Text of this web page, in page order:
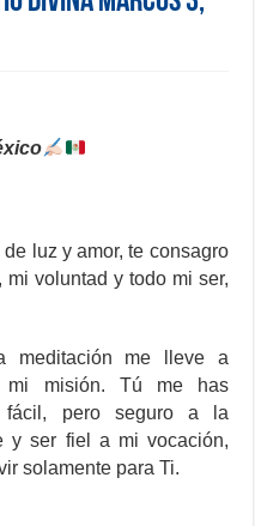
luz y amor, te consagro
voluntad y todo mi ser,
meditación me lleve a
mi misión. Tú me has
fácil, pero seguro a la
y ser fiel a mi vocación,
solamente para Ti.